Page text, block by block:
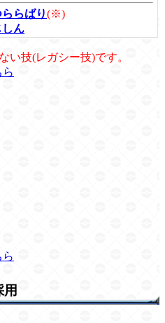
らばり(※)
しん
技(レガシー技)です。